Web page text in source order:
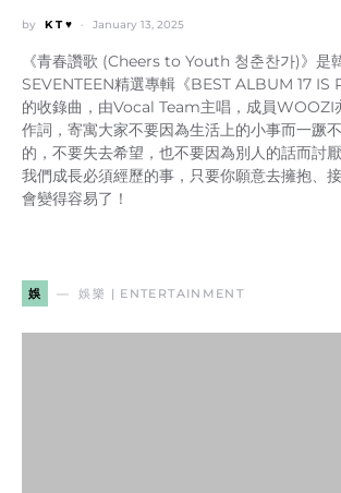
by K T ♥ January 13, 2025
《青春讚歌 (Cheers to Youth 청춘찬가)》是
SEVENTEEN精選專輯《BEST ALBUM 17 IS
的收錄曲，由Vocal Team主唱，成員WOOZI
作詞，寄寓大家不要因為生活上的小事而一蹶
的，不要失去希望，也不要因為別人的話而討
我們成長必須經歷的事，只要你願意去擁抱、
會變得容易了！
娛 娛樂 | ENTERTAINMENT